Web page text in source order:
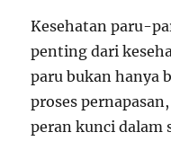
Kesehatan paru-
penting dari
paru bukan hanya
proses
peran kunci dalam